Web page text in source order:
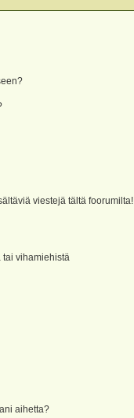
viestejä tältä foorumilta!
tai vihamiehistä
aihetta?